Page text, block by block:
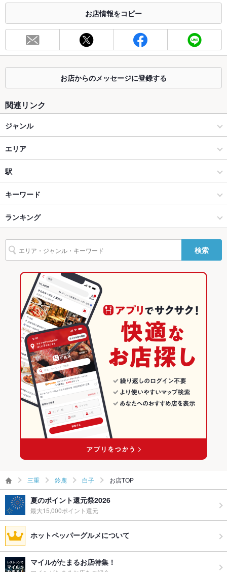
総席数 77席
最大宴会収
80人
座敷
掘りごたつ
カウンター
貸切 貸切可
Wi-Fi なし
バリアフリ
なし
なし ：近くにコインパーキングがございます！
カラオケ設
あり
英語メニュ
あり
その他設備 ダーツを完備しております。
その他
あり
なし
カクテル充実、焼酎充実
ウェディン
グパーティ
ー二次会
歓迎致します。お気軽にお声かけください♪
お祝い・サ
プライズ対
応
ライブショ
あり
お店情報をコピー
お店からのメッセージに登録する
関連リンク
ジャンル
ダイニングバー・バル
洋・和洋・各国料理・その他
鈴鹿 × ダイニングバー・バル
鈴鹿 × 洋・和洋・各国料理・その他
白子駅 × ダイニングバー・バル
白子駅 × 洋・和洋・各国料理・その他
エリア
白子
白子 × ダイニングバー・バル
白子 × 洋・和洋・各国料理・その他
三重
三重 × ダイニングバー・バル
三重 × 洋・和洋・各国料理・その他
駅
白子駅
千代崎駅
鼓ケ浦駅
キーワード
フライドポテト ピザ
ランキング
三重のグルメランキング
三重のダイニングバー・バルランキング
鈴鹿のグルメランキング
白子のグルメランキング
検索
三重 鈴鹿 白子 お店TOP
夏のポイント還元祭2026
最大15,000ポイント還元
ホットペッパーグルメについて
マイルがたまるお店特集！